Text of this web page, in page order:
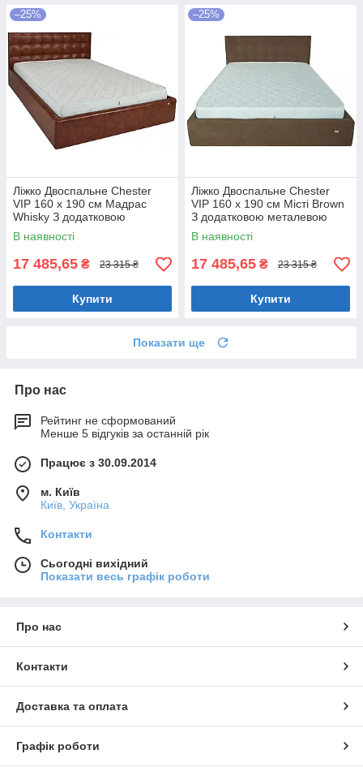
–25%
Ліжко Двоспальне Chester
VIP 160 х 190 см Мадрас
Whisky З додатковою
металевою цільнозварною
рамою Коричневий
В наявності
17 485,65 ₴ 23 315 ₴
Купити
–25%
Ліжко Двоспальне Chester
VIP 160 х 190 см Місті Brown
З додатковою металевою
цільнозварною рамою
Коричневий
В наявності
17 485,65 ₴ 23 315 ₴
Купити
Показати ще
Про нас
Рейтинг не сформований
Менше 5 відгуків за останній рік
Працює з 30.09.2014
м. Київ
Київ, Україна
Контакти
Сьогодні вихідний
Показати весь графік роботи
Про нас
Контакти
Доставка та оплата
Графік роботи